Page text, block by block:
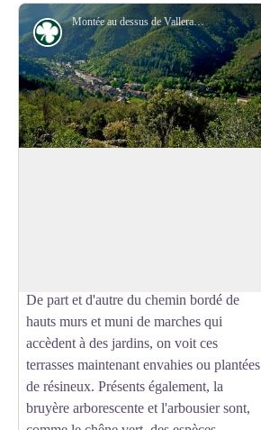
Montée au dessus de Valleraugue - © Michel Monnot
Flore
De part et d'autre du chemin bordé de
hauts murs et muni de marches qui
accèdent à des jardins, on voit ces
terrasses maintenant envahies ou plantées
de résineux. Présents également, la
bruyère arborescente et l'arbousier sont,